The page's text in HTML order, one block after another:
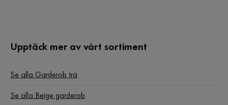
Upptäck mer av vårt sortiment
Se alla Garderob trä
Se alla Beige garderob